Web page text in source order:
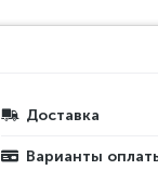
Доставка
Варианты